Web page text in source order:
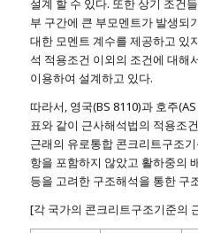
설계 할 수 있다. 또한 상기 조건
부 구간에 큰 부모멘트가 발생되
대한 모멘트 계수를 제공하고 있
석 적용조건 이외의 조건에 대해
이용하여 설계하고 있다.
따라서, 영국(BS 8110)과 호주
표와 같이 근사해석법의 적용조
근래의 유로통합 콘크리트구조
항을 포함하지 않았고 활하중의
등을 고려한 구조해석을 통한 구
[각 국가의 콘크리트구조기준의